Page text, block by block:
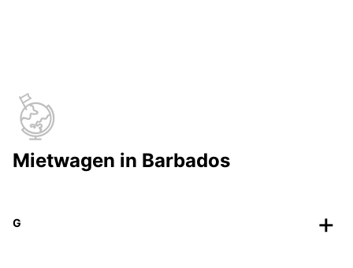
Mietwagen in Barbados
G